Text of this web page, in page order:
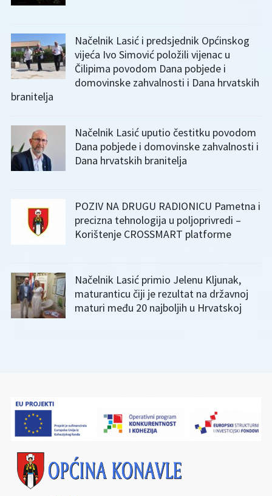
Načelnik Lasić i predsjednik Općinskog
vijeća Ivo Simović položili vijenac u
Čilipima povodom Dana pobjede i
domovinske zahvalnosti i Dana hrvatskih
branitelja
Načelnik Lasić uputio čestitku povodom
Dana pobjede i domovinske zahvalnosti i
Dana hrvatskih branitelja
POZIV NA DRUGU RADIONICU Pametna i
precizna tehnologija u poljoprivredi –
Korištenje CROSSMART platforme
Načelnik Lasić primio Jelenu Kljunak,
maturanticu čiji je rezultat na državnoj
maturi među 20 najboljih u Hrvatskoj